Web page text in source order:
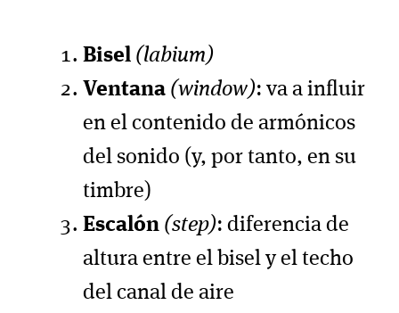
Bisel (labium)
Ventana (window): va a influir
en el contenido de armónicos
del sonido (y, por tanto, en su
timbre)
Escalón (step): diferencia de
altura entre el bisel y el techo
del canal de aire